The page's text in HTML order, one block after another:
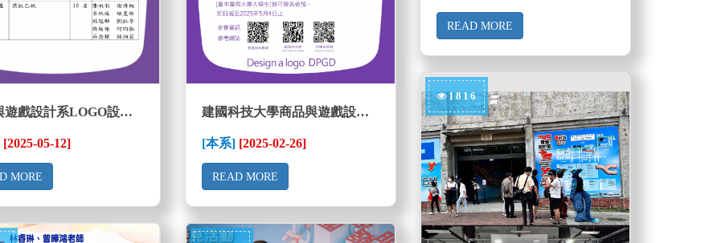
商品與遊戲設計系LOGO設計競賽-獲獎名單
[2025-05-12]
MORE
建國科技大學商品與遊戲設計系LOGO設計競賽
[本系] [2025-02-26]
READ MORE
READ MORE
1816